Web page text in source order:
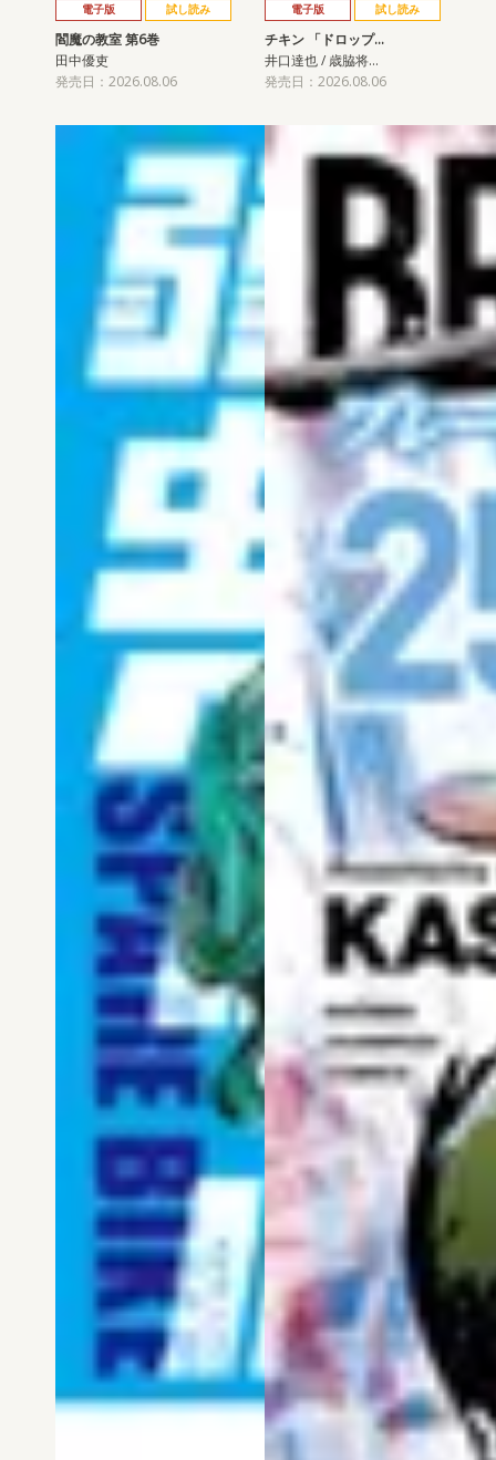
電子版 試し読み
閻魔の教室 第6巻
田中優吏
発売日：2026.08.06
電子版 試し読み
チキン 「ドロップ…
井口達也 / 歳脇将…
発売日：2026.08.06